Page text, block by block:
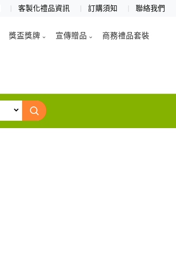
客製化禮品資訊 訂購須知 聯絡我們
獎盃獎牌 宣傳贈品 商務禮品套裝